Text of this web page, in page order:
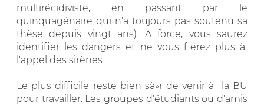
multirécidiviste, en passant par le
quinquagénaire qui n'a toujours pas soutenu sa
thèse depuis vingt ans). A force, vous saurez
identifier les dangers et ne vous fierez plus à
l'appel des sirènes.
Le plus difficile reste bien sà»r de venir à la BU
pour travailler. Les groupes d'étudiants ou d'amis